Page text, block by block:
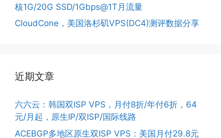
核1G/20G SSD/1Gbps@1T月流量
CloudCone，美国洛杉矶VPS(DC4)测评数据分享
近期文章
六六云：韩国双ISP VPS，月付8折/年付6折，64
元/月起，原生IP/双ISP/国际线路
ACEBGP多地区原生双ISP VPS：美国月付29.8元